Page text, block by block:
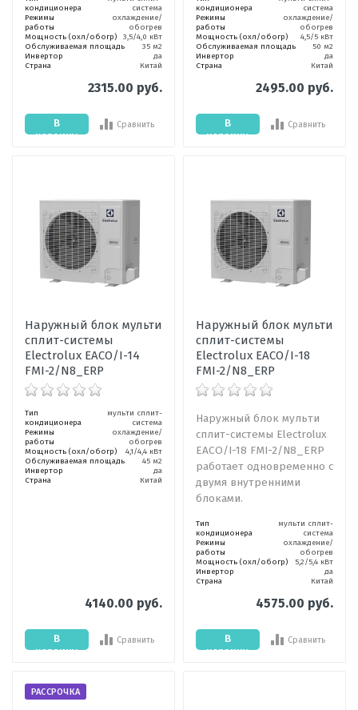
кондиционера
система
Режимы
работы
охлаждение/
обогрев
Мощность (охл/обогр)
3,5/4,0 кВт
Обслуживаемая площадь
35 м2
Инвертор
да
Страна
Китай
2315.00 руб.
В
корзину
Сравнить
кондиционера
система
Режимы
работы
охлаждение/
обогрев
Мощность (охл/обогр)
4,5/5 кВт
Обслуживаемая площадь
50 м2
Инвертор
да
Страна
Китай
2495.00 руб.
В
корзину
Сравнить
Наружный блок мульти
сплит-системы
Electrolux EACO/I-14
FMI-2/N8_ERP
Тип
кондиционера
мульти сплит-
система
Режимы
работы
охлаждение/
обогрев
Мощность (охл/обогр)
4,1/4,4 кВт
Обслуживаемая площадь
45 м2
Инвертор
да
Страна
Китай
4140.00 руб.
В
корзину
Сравнить
Наружный блок мульти
сплит-системы
Electrolux EACO/I-18
FMI-2/N8_ERP
Наружный блок мульти
сплит-системы Electrolux
EACO/I-18 FMI-2/N8_ERP
работает одновременно с
двумя внутренними
блоками.
Тип
кондиционера
мульти сплит-
система
Режимы
работы
охлаждение/
обогрев
Мощность (охл/обогр)
5,2/5,4 кВт
Инвертор
да
Страна
Китай
4575.00 руб.
В
корзину
Сравнить
РАССРОЧКА